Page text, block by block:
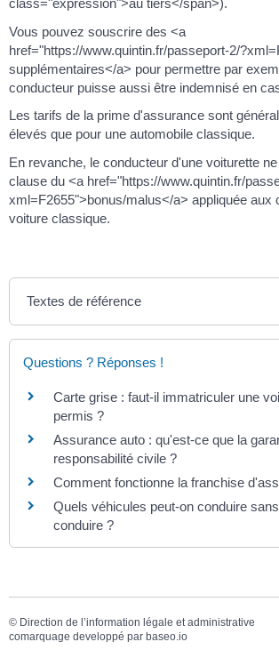
class="expression">au tiers</span>).
Vous pouvez souscrire des <a
href="https://www.quintin.fr/passeport-2/
supplémentaires</a> pour permettre par
conducteur puisse aussi être indemnisé en
Les tarifs de la prime d'assurance sont
élevés que pour une automobile classique.
En revanche, le conducteur d'une voiturette
clause du <a href="https://www.quintin.fr/
xml=F2655">bonus/malus</a> appliquée aux
voiture classique.
Textes de référence
Questions ? Réponses !
Carte grise : faut-il immatriculer une
permis ?
Assurance auto : qu'est-ce que la
responsabilité civile ?
Comment fonctionne la franchise
Quels véhicules peut-on conduire
conduire ?
© Direction de l’information légale et administrative
comarquage developpé par baseo.io